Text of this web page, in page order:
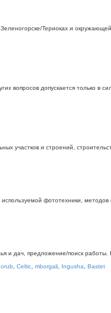
Териоках и
вопросов допускается только в
участков и строений,
фототехники,
и дач, предложение/поиск
Celtic mborgali Ingusha
Bastet